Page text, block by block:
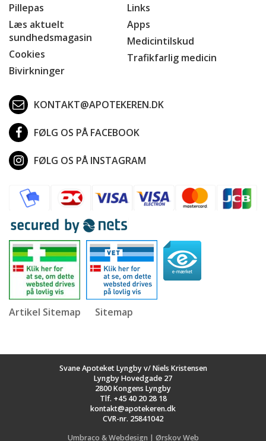
Pillepas
Læs aktuelt
sundhedsmagasin
Cookies
Bivirkninger
Links
Apps
Medicintilskud
Trafikfarlig medicin
KONTAKT@APOTEKEREN.DK
FØLG OS PÅ FACEBOOK
FØLG OS PÅ INSTAGRAM
Artikel Sitemap Sitemap
Svane Apoteket Lyngby v/ Niels Kristensen
Lyngby Hovedgade 27
2800 Kongens Lyngby
Tlf. +45 40 20 28 18
kontakt@apotekeren.dk
CVR-nr. 25841042
Umbraco & Webdesign | Ørskov Web